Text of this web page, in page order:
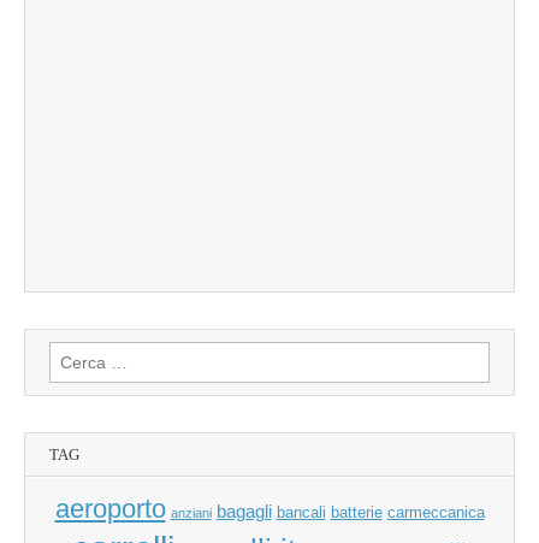
Ricerca
per:
TAG
aeroporto anziani bagagli bancali batterie carmeccanica